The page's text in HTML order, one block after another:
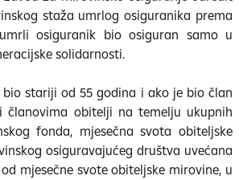
staža umrlog osiguranika prema
osiguranik bio osiguran samo u
solidarnosti.
stariji od 55 godina i ako je bio član
obitelji na temelju ukupnih
fonda, mjesečna svota obiteljske
osiguravajućeg društva uvećana
mjesečne svote obiteljske mirovine, u